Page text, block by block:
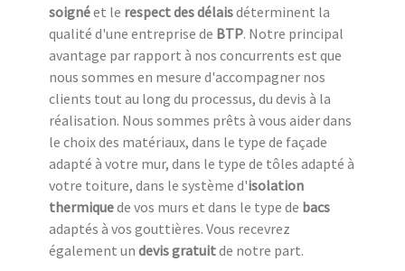
soignéet le respect des délaisdéterminent la
qualité d'une entreprise de BTP. Notre principal
avantage par rapport à nos concurrents est que
nous sommes en mesure d'accompagner nos
clients tout au long du processus, du devis à la
réalisation. Nous sommes prêts à vous aider dans
le choix des matériaux, dans le type de façade
adapté à votre mur, dans le type de tôles adapté à
votre toiture, dans le système d'isolation
thermiquede vos murs et dans le type de bacs
adaptés à vos gouttières. Vous recevrez
également un devis gratuitde notre part.